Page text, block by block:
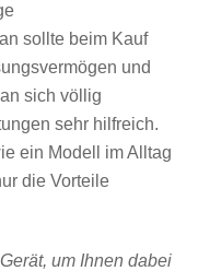
sollte beim Kauf
und
sich völlig
sehr hilfreich.
ein Modell im Alltag
die Vorteile
um Ihnen dabei